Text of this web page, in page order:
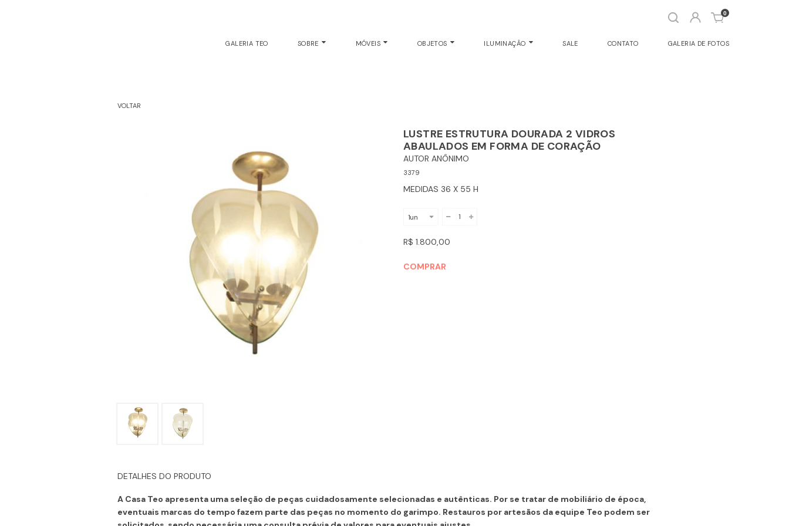
Abrir
busca
0
GALERIA TEO SOBRE MÓVEIS OBJETOS ILUMINAÇÃO SALE CONTATO GALERIA DE FOTOS
VOLTAR
LUSTRE ESTRUTURA DOURADA 2 VIDROS
ABAULADOS EM FORMA DE CORAÇÃO
AUTOR ANÔNIMO
3379
MEDIDAS 36 X 55 H
R$ 1.800,00
COMPRAR
DETALHES DO PRODUTO
A Casa Teo apresenta uma seleção de peças cuidadosamente selecionadas e autênticas. Por se tratar de mobiliário de época,
eventuais marcas do tempo fazem parte das peças no momento do garimpo. Restauros por artesãos da equipe Teo podem ser